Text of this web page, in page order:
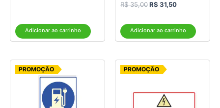
Adicionar ao carrinho
R$35,00R$ 31,50
Adicionar ao carrinho
PROMOÇÃO
O
preço
original
era:
R$ 35,00.
atual
é:
R$ 31,50.
PROMOÇÃO
O
preço
R$ 27,50.